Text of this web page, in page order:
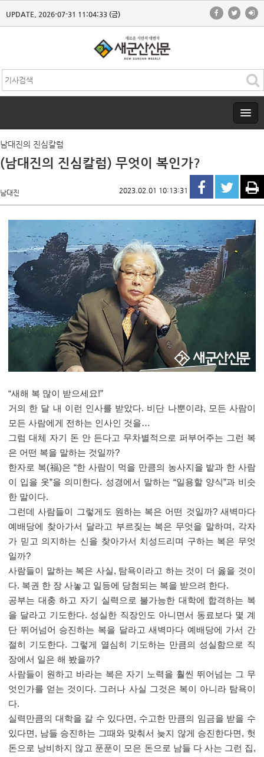
UPDATE. 2026-07-31 11:04:33 (금)
남대진의 진심칼럼
(남대진의 진심칼럼) 무엇이 복인가?
남대진 2023.02.01 10:13:31
“새해 복 많이 받으세요!”
거의 한 달 내 이런 인사를 받았다. 비단 나뿐이랴, 모든 사람이
모든 사람에게 전하는 인사인 것을…
그럼 대체 자기 돈 안 든다고 무차별적으로 퍼부어주는 그런 복
은 어떤 복을 말하는 것일까?
한자로 복(福)은“한 사람이 먹을 만큼의 농사지을 밭과 한 사람
이 입을 옷”을 의미한다. 성경에서 말하는 “일용할 양식”과 비슷
한 말이다.
그런데 사람들이 그렇게도 원하는 복은 어떤 것일까?새벽마다
예배당에 찾아가서 달라고 부르짖는 복은 무엇을 말하며 , 각자
가 믿고 의지하는 신을 찾아가서 치성드리며 구하는 복은 무엇
일까?
사람들이 말하는 복은 사실, 탐욕이라고 하는 것이 더 옳을 것이
다. 복권 한 장 사놓고 일등에 당첨되는 복을 받으려 한다.
공부는 대충 하고 자기 실력으로 불가능한 대학에 합격하는 복
을 달라고 기도한다. 성실한 직장인도 아니면서 동료보다 몇 계
단 뛰어넘어 승진하는 복을 달라고 새벽마다 예배당에 가서 간
절히 기도한다. 그렇게 열심히 기도하는 만큼의 성실함으로 직
장에서 일은 해 봤을까?
사람들이 원하고 바라는 복은 자기 노력을 훨씬 뛰어넘는 그 무
엇인가를 얻는 것이다. 그러나 사실 그것은 복이 아니라 탐욕이
다.
실력만큼의 대학을 갈 수 있다면 , 수고한 만큼의 임금을 받을 수
있다면 , 남들 승진하는 그때와 맞춰서 늦지 않게 승진한다면 , 헛
돈으로 낭비하지 않고 푼푼이 모은 돈으로 남들 다 사는 그런 집,